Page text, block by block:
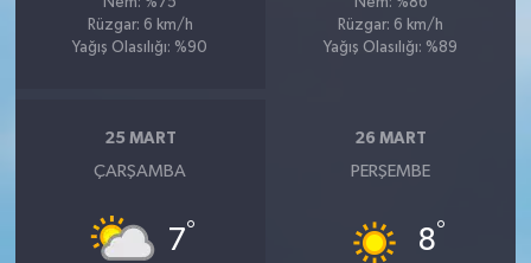
Rüzgar: 6 km/h
Yağış Olasılığı: %90
Rüzgar: 6 km/h
Yağış Olasılığı: %89
25 MART
ÇARŞAMBA
7°
26 MART
PERŞEMBE
8°